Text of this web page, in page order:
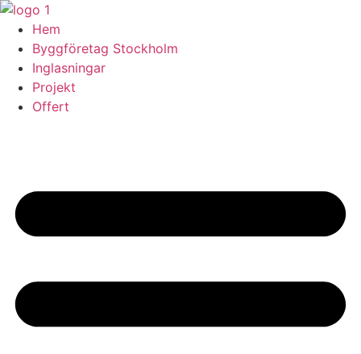
Skip
content
Hem
Byggföretag Stockholm
Inglasningar
Projekt
Offert